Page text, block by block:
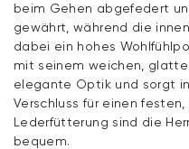
beim Gehen abgefedert
gewährt, während die
dabei ein hohes
mit seinem weichen,
elegante Optik und sorgt
Verschluss für einen
Lederfütterung sind die
bequem.